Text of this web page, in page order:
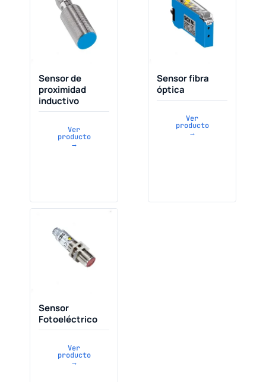
Sensor de
proximidad
inductivo
Ver
producto
→
Sensor fibra
óptica
Ver
producto
→
Sensor
Fotoeléctrico
Ver
producto
→